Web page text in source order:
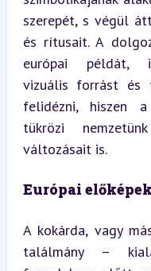
szerepét, s végül
és rítusait. A
európai példát,
vizuális forrást és
felidézni, hiszen
tükrözi
változásait is.
Európai
A kokárda, vagy
találmány –